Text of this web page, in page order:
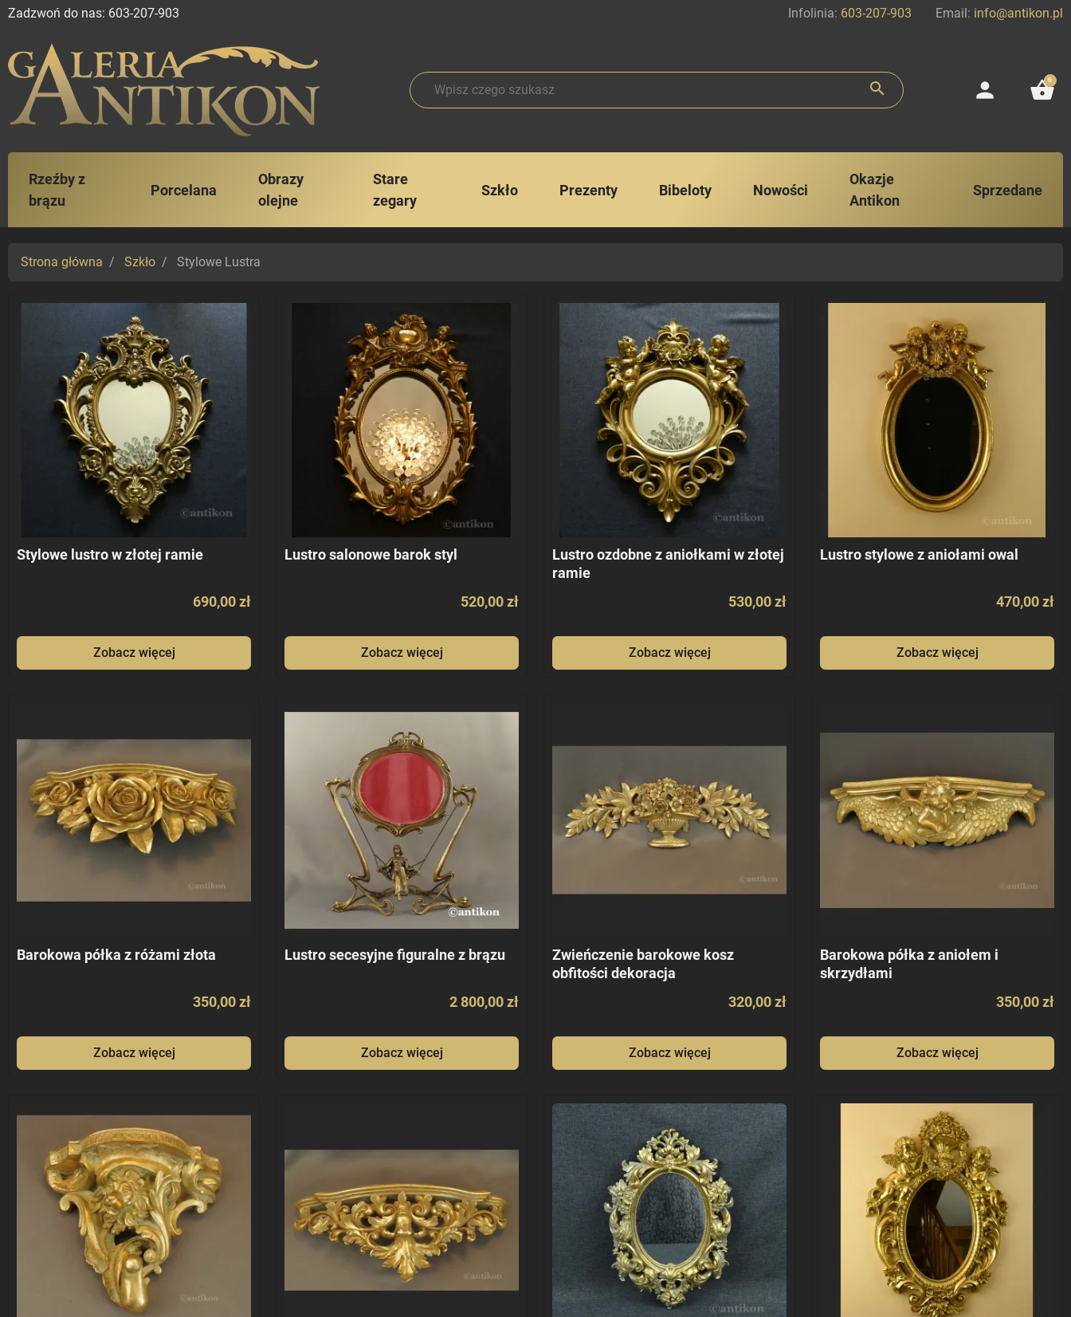
Zadzwoń do nas: 603-207-903 Infolinia: 603-207-903 Email: info@antikon.pl
search person shopping_basket
0
Rzeźby z
brązu
Porcelana
Obrazy
olejne
Stare
zegary
Szkło Prezenty Bibeloty Nowości
Okazje
Antikon
Sprzedane
Strona główna Szkło Stylowe Lustra
Stylowe lustro w złotej ramie
690,00 zł
Zobacz więcej
Lustro salonowe barok styl
520,00 zł
Zobacz więcej
Lustro ozdobne z aniołkami w złotej
ramie
530,00 zł
Zobacz więcej
Lustro stylowe z aniołami owal
470,00 zł
Zobacz więcej
Barokowa półka z różami złota
350,00 zł
Zobacz więcej
Lustro secesyjne figuralne z brązu
2 800,00 zł
Zobacz więcej
Zwieńczenie barokowe kosz
obfitości dekoracja
320,00 zł
Zobacz więcej
Barokowa półka z aniołem i
skrzydłami
350,00 zł
Zobacz więcej